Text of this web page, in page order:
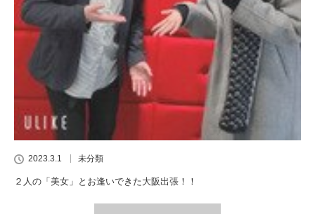
2023.3.1 未分類
２人の「美女」とお逢いできた大阪出張！！